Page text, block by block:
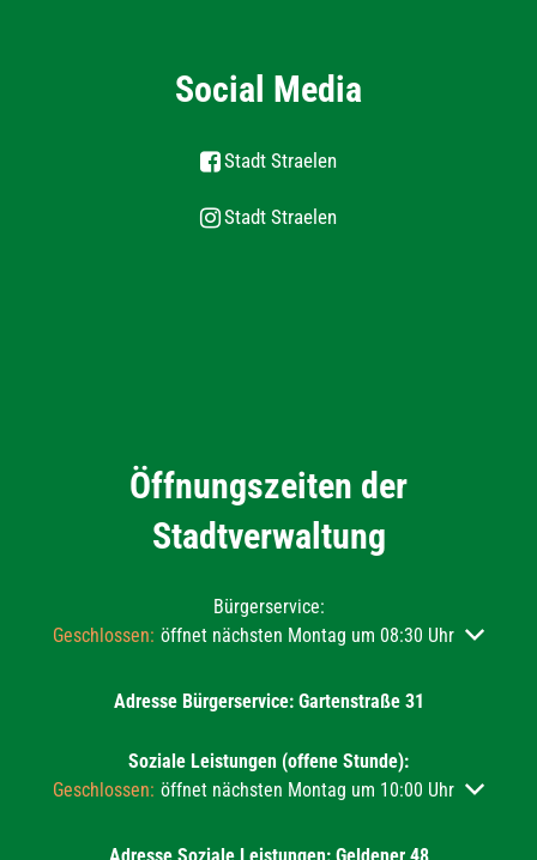
Social Media
Stadt Straelen
Stadt Straelen
Öffnungszeiten der
Stadtverwaltung
Bürgerservice:
Klicken, um weitere Öffnungs- oder Schließzeiten
Geschlossen: öffnet nächsten Montag um 08:30 Uhr
Adresse Bürgerservice: Gartenstraße 31
Soziale Leistungen (offene Stunde):
Klicken, um weitere Öffnungs- oder Schließzeiten
Geschlossen: öffnet nächsten Montag um 10:00 Uhr